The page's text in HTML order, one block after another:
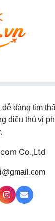
dễ dàng tìm
điều thú vị
Co.,Ltd